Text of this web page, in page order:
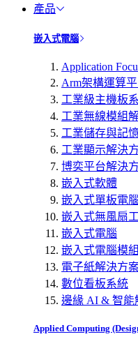
產品
嵌入式電腦
Application
Arm架構運算
工業級主機板
工業無線模組
工業儲存與記
工業顯示解決
博奕平台解決
嵌入式軟體
嵌入式單板電腦
嵌入式無風扇
嵌入式電腦
嵌入式電腦模組
電子紙解決方
數位看板系統
邊緣 AI & 智能
Applied Computing